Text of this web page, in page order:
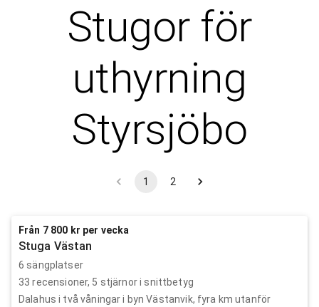
Stugor för
uthyrning
Styrsjöbo
1 2
Från 7 800 kr per vecka
Stuga Västan
6 sängplatser
33 recensioner, 5 stjärnor i snittbetyg
Dalahus i två våningar i byn Västanvik, fyra km utanför